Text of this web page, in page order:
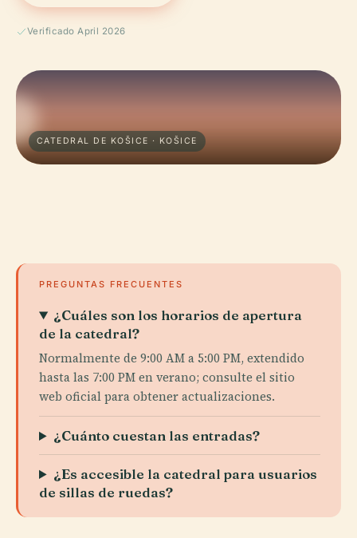
Verificado April 2026
CATEDRAL DE KOŠICE · KOŠICE
PREGUNTAS FRECUENTES
¿Cuáles son los horarios de apertura
de la catedral?
Normalmente de 9:00 AM a 5:00 PM, extendido
hasta las 7:00 PM en verano; consulte el sitio
web oficial para obtener actualizaciones.
¿Cuánto cuestan las entradas?
¿Es accesible la catedral para usuarios
de sillas de ruedas?